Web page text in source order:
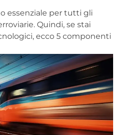
essenziale per tutti gli
Quindi, se stai
ecco 5 componenti